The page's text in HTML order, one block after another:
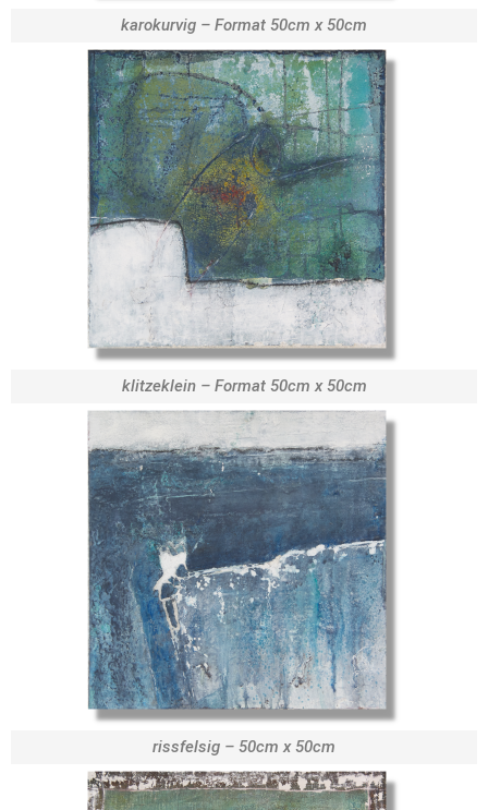
karokurvig – Format 50cm x 50cm
klitzeklein – Format 50cm x 50cm
rissfelsig – 50cm x 50cm